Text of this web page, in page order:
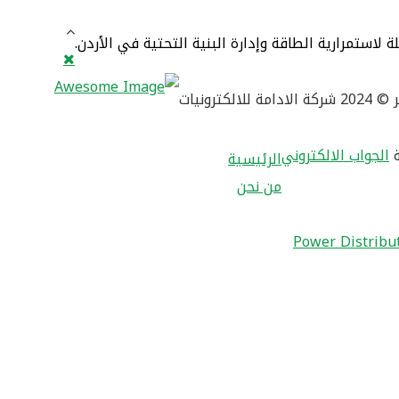
الطاقة وإدارة البنية التحتية في الأردن.
الجواب الالكترونيالرئيسية
من نحن
Power